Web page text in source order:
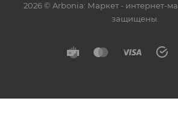
2026 © Arbonia: Маркет - интернет-
защищены.